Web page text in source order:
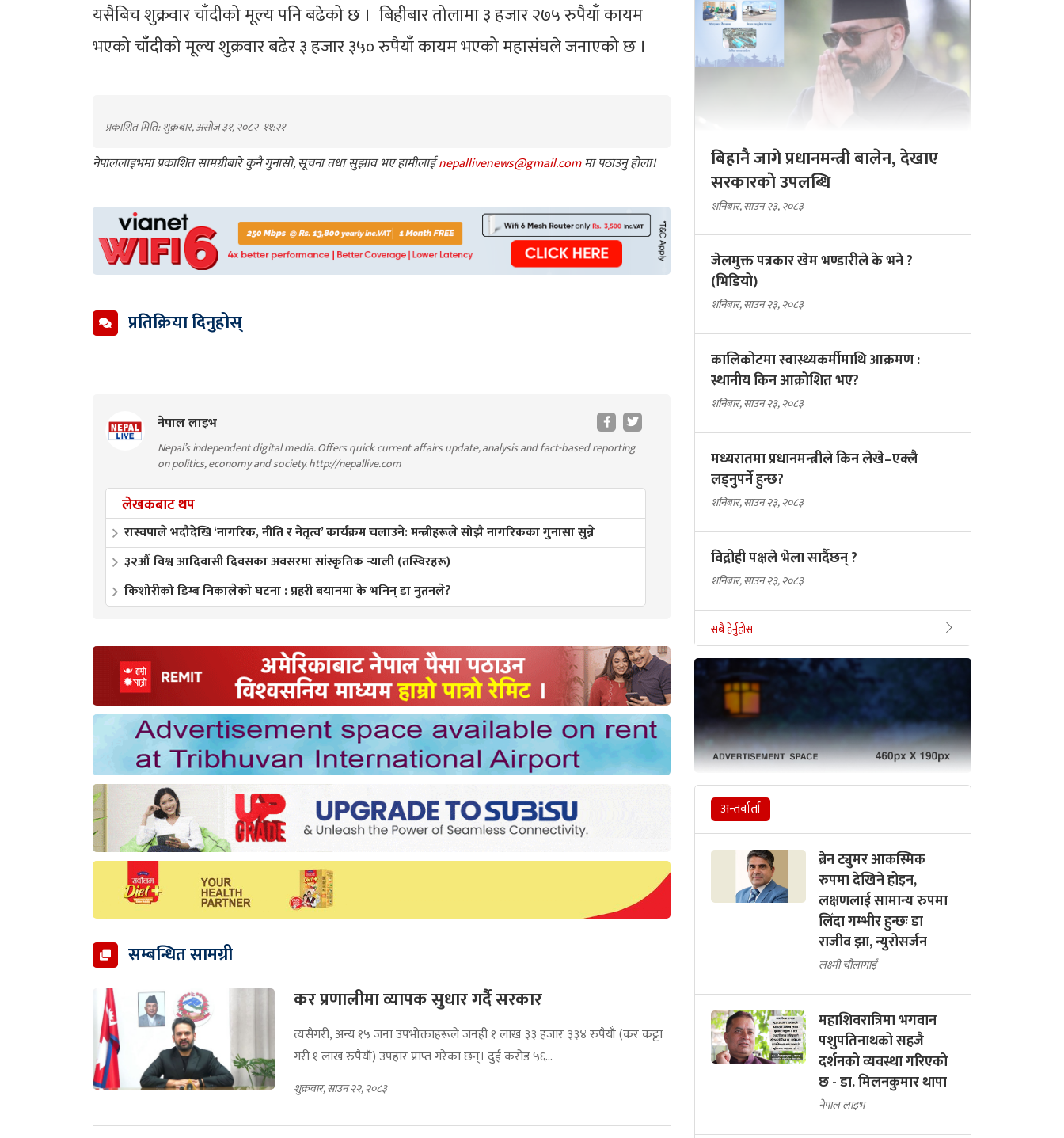
यसैबिच शुक्रवार चाँदीको मूल्य पनि बढेको छ । बिहीबार तोलामा ३ हजार २७५ रुपैयाँ कायम
भएको चाँदीको मूल्य शुक्रवार बढेर ३ हजार ३५० रुपैयाँ कायम भएको महासंघले जनाएको छ ।
प्रकाशित मिति: शुक्रबार, असोज ३१, २०८२ ११:२१
नेपाललाइभमा प्रकाशित सामग्रीबारे कुनै गुनासो, सूचना तथा सुझाव भए हामीलाईnepallivenews@gmail.comमा पठाउनु होला।
प्रतिक्रिया दिनुहोस्
नेपाल लाइभ
Nepal’s independent digital media. Offers quick current affairs update, analysis and fact-based reporting
on politics, economy and society. http://nepallive.com
लेखकबाट थप
रास्वपाले भदौदेखि ‘नागरिक, नीति र नेतृत्व’ कार्यक्रम चलाउने: मन्त्रीहरूले सोझै नागरिकका गुनासा सुन्ने
३२औँ विश्व आदिवासी दिवसका अवसरमा सांस्कृतिक र्‍याली (तस्विरहरू)
किशोरीको डिम्ब निकालेको घटना : प्रहरी बयानमा के भनिन् डा नुतनले?
सम्बन्धित सामग्री
कर प्रणालीमा व्यापक सुधार गर्दै सरकार
त्यसैगरी, अन्य १५ जना उपभोक्ताहरूले जनही १ लाख ३३ हजार ३३४ रुपैयाँ (कर कट्टा
गरी १ लाख रुपैयाँ) उपहार प्राप्त गरेका छन्। दुई करोड ५६...
शुक्रबार, साउन २२, २०८३
बिहानै जागे प्रधानमन्त्री बालेन, देखाए
सरकारकाे उपलब्धि
शनिबार, साउन २३, २०८३
जेलमुक्त पत्रकार खेम भण्डारीले के भने ?
(भिडियो)
शनिबार, साउन २३, २०८३
कालिकोटमा स्वास्थ्यकर्मीमाथि आक्रमण :
स्थानीय किन आक्रोशित भए?
शनिबार, साउन २३, २०८३
मध्यरातमा प्रधानमन्त्रीले किन लेखे–एक्लै
लड्नुपर्ने हुन्छ?
शनिबार, साउन २३, २०८३
विद्रोही पक्षले भेला सार्दैछन् ?
शनिबार, साउन २३, २०८३
सबै हेर्नुहोस
अन्तर्वार्ता
ब्रेन ट्युमर आकस्मिक
रुपमा देखिने होइन,
लक्षणलाई सामान्य रुपमा
लिँदा गम्भीर हुन्छः डा
राजीव झा, न्युरोसर्जन
लक्ष्मी चौलागाईं
महाशिवरात्रिमा भगवान
पशुपतिनाथको सहजै
दर्शनको व्यवस्था गरिएको
छ - डा. मिलनकुमार थापा
नेपाल लाइभ